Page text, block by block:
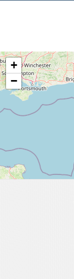
+
−